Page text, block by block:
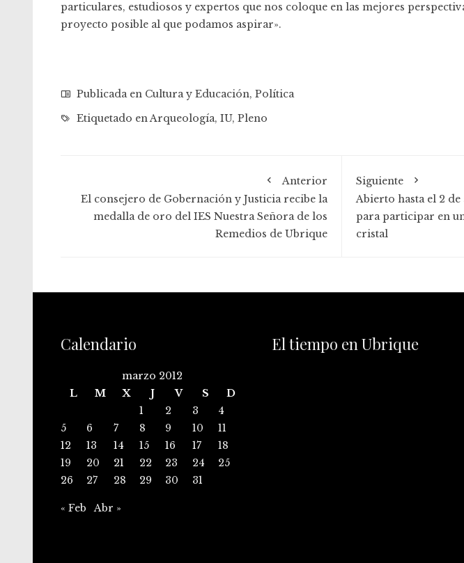
particulares, estudiosos y expertos que nos coloque en las mejores
proyecto posible al que podamos aspirar».
Publicada en Cultura y Educación, Política
Etiquetado enArqueología, IU, Pleno
Anterior
El consejero de Gobernación y Justicia recibe la
medalla de oro del IES Nuestra Señora de los
Remedios de Ubrique
Siguiente
Abierto hasta el 2
para participar en
cristal
Calendario
marzo 2012
L
M X J V S
D
1
2 3
4
5
6 7 8 9 10
11
12
13 14 15 16 17
18
19
20 21 22 23 24
25
26
27 28 29 30 31
« Feb Abr »
El tiempo en Ubrique